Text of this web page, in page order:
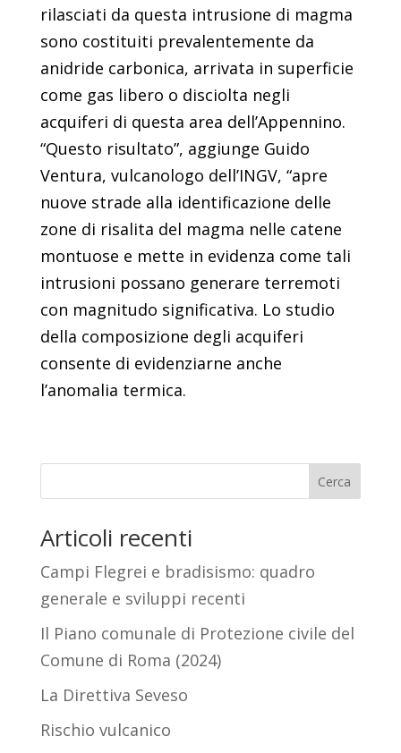
rilasciati da questa intrusione di magma
sono costituiti prevalentemente da
anidride carbonica, arrivata in superficie
come gas libero o disciolta negli
acquiferi di questa area dell’Appennino.
“Questo risultato”, aggiunge Guido
Ventura, vulcanologo dell’INGV, “apre
nuove strade alla identificazione delle
zone di risalita del magma nelle catene
montuose e mette in evidenza come tali
intrusioni possano generare terremoti
con magnitudo significativa. Lo studio
della composizione degli acquiferi
consente di evidenziarne anche
l’anomalia termica.
Cerca
Articoli recenti
Campi Flegrei e bradisismo: quadro
generale e sviluppi recenti
Il Piano comunale di Protezione civile del
Comune di Roma (2024)
La Direttiva Seveso
Rischio vulcanico